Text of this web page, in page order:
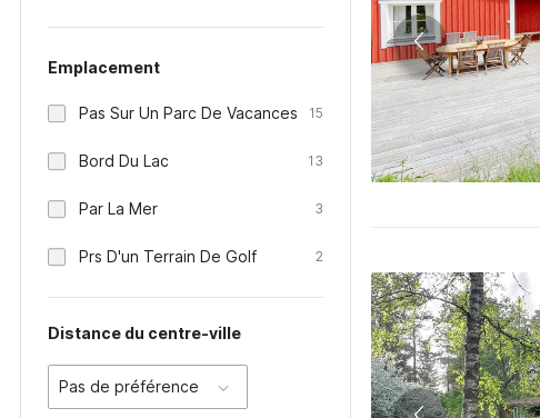
Emplacement
Pas Sur Un Parc De Vacances 15
Bord Du Lac 13
Par La Mer 3
Prs D'un Terrain De Golf 2
Distance du centre-ville
Pas de préférence